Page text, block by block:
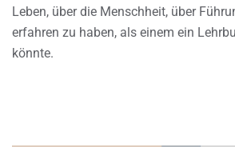
Leben, über die Menschheit, über
erfahren zu haben, als einem ein
könnte.